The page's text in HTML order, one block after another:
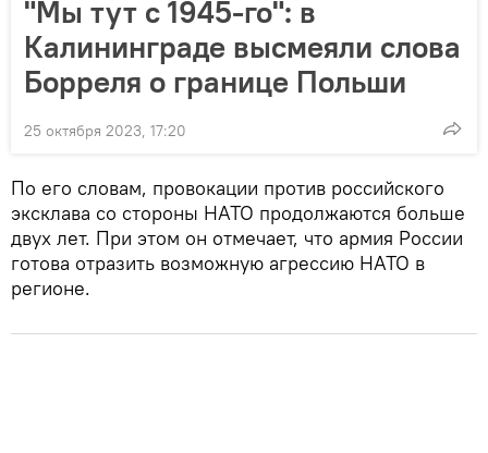
"Мы тут с 1945-го": в
Калининграде высмеяли слова
Борреля о границе Польши
25 октября 2023, 17:20
По его словам, провокации против российского
эксклава со стороны НАТО продолжаются больше
двух лет. При этом он отмечает, что армия России
готова отразить возможную агрессию НАТО в
регионе.